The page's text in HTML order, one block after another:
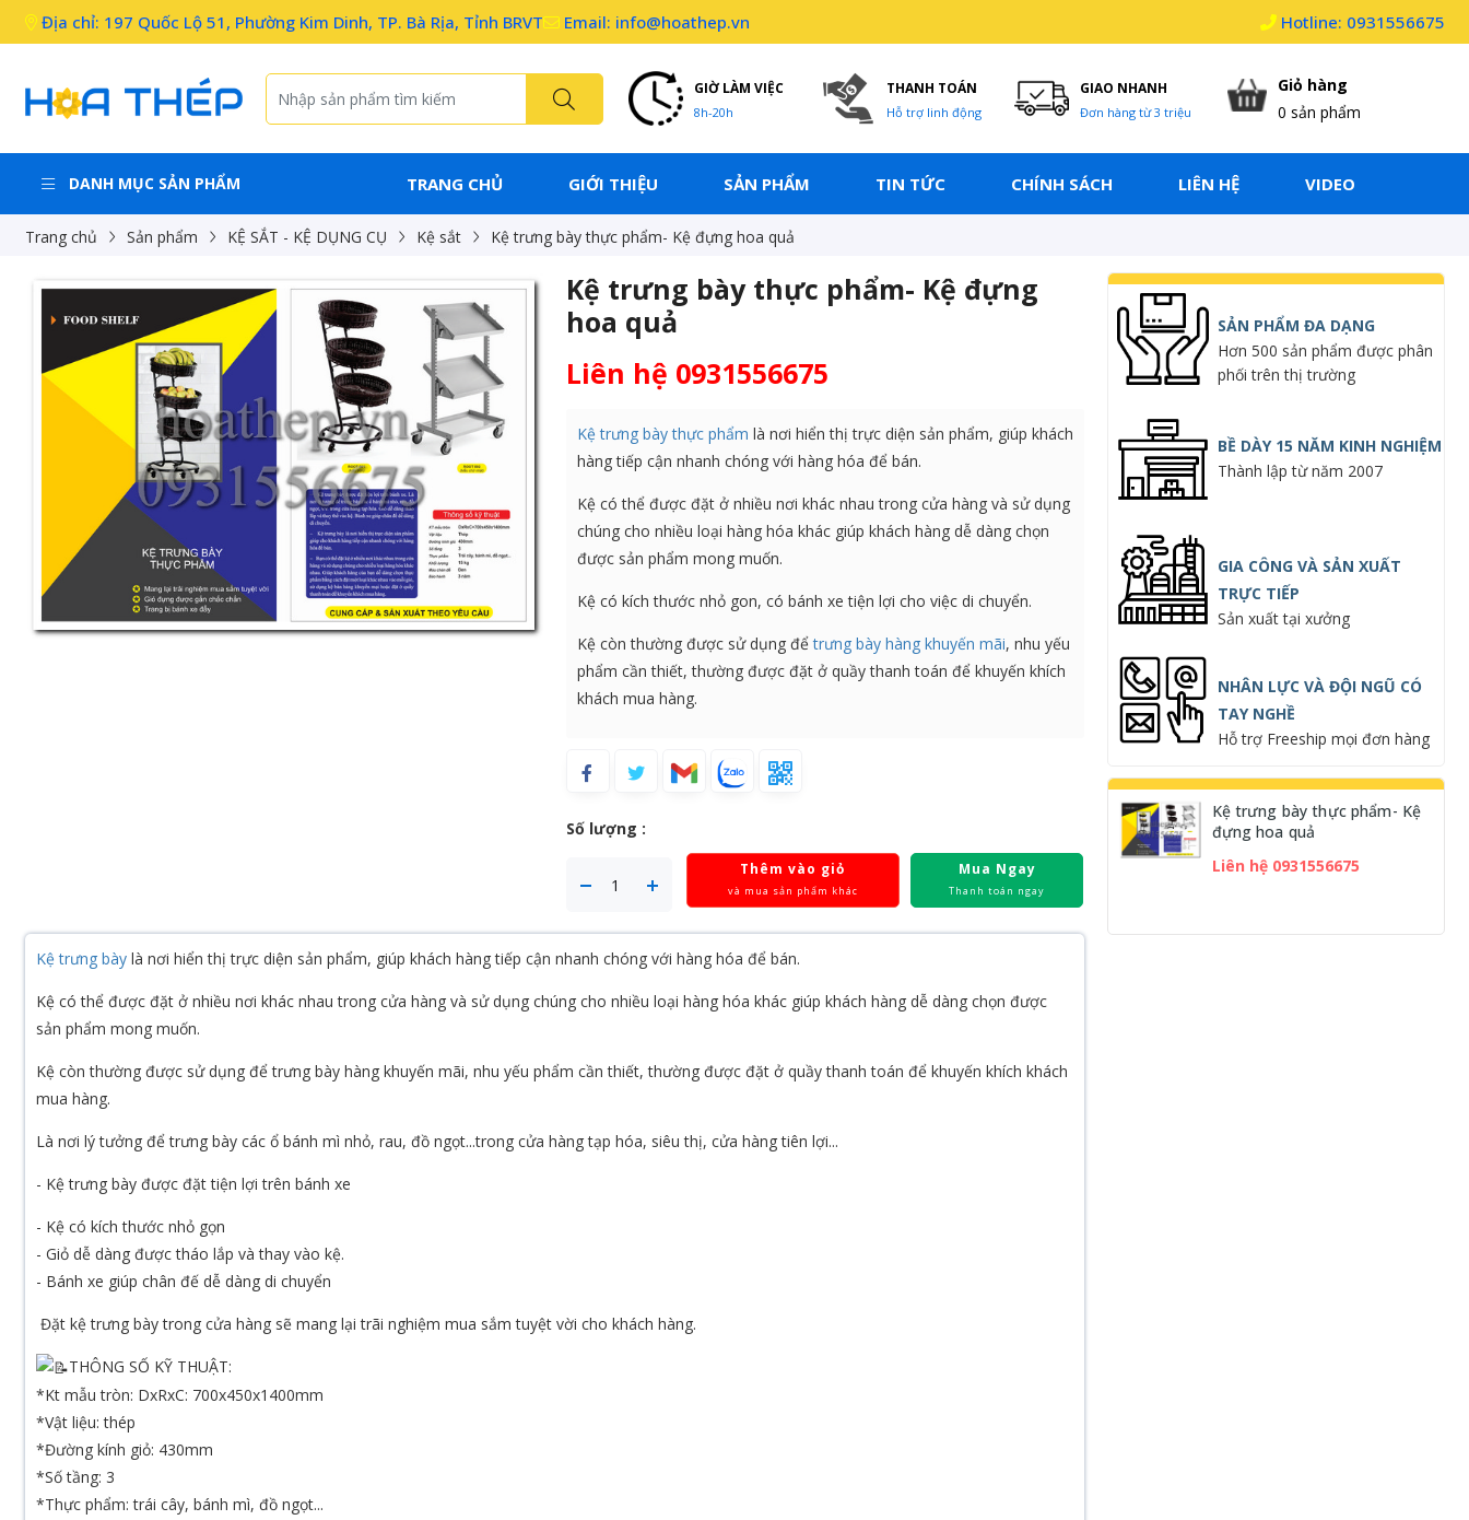
Địa chỉ: 197 Quốc Lộ 51, Phường Kim Dinh, TP. Bà Rịa, Tỉnh BRVT Email: info@hoathep.vn Hotline: 0931556675
GIỜ LÀM VIỆC
8h-20h
THANH TOÁN
Hỗ trợ linh động
GIAO NHANH
Đơn hàng từ 3 triệu
Giỏ hàng
0 sản phẩm
DANH MỤC SẢN PHẨM TRANG CHỦ GIỚI THIỆU SẢN PHẨM TIN TỨC CHÍNH SÁCH LIÊN HỆ VIDEO
Trang chủ Sản phẩm KỆ SẮT - KỆ DỤNG CỤ Kệ sắt Kệ trưng bày thực phẩm- Kệ đựng hoa quả
Kệ trưng bày thực phẩm- Kệ đựng
hoa quả
Liên hệ 0931556675
Kệ trưng bày thực phẩm là nơi hiển thị trực diện sản phẩm, giúp khách
hàng tiếp cận nhanh chóng với hàng hóa để bán.
Kệ có thể được đặt ở nhiều nơi khác nhau trong cửa hàng và sử dụng
chúng cho nhiều loại hàng hóa khác giúp khách hàng dễ dàng chọn
được sản phẩm mong muốn.
Kệ có kích thước nhỏ gon, có bánh xe tiện lợi cho việc di chuyển.
Kệ còn thường được sử dụng đểtrưng bày hàng khuyến mãi, nhu yếu
phẩm cần thiết, thường được đặt ở quầy thanh toán để khuyến khích
khách mua hàng.
Số lượng :
Thêm vào giỏ
và mua sản phẩm khác
Mua Ngay
Thanh toán ngay
Kệ trưng bàylà nơi hiển thị trực diện sản phẩm, giúp khách hàng tiếp cận nhanh chóng với hàng hóa để bán.
Kệ có thể được đặt ở nhiều nơi khác nhau trong cửa hàng và sử dụng chúng cho nhiều loại hàng hóa khác giúp khách hàng dễ dàng chọn được
sản phẩm mong muốn.
Kệ còn thường được sử dụng để trưng bày hàng khuyến mãi, nhu yếu phẩm cần thiết, thường được đặt ở quầy thanh toán để khuyến khích khách
mua hàng.
Là nơi lý tưởng để trưng bày các ổ bánh mì nhỏ, rau, đồ ngọt...trong cửa hàng tạp hóa, siêu thị, cửa hàng tiên lợi...
- Kệ trưng bày được đặt tiện lợi trên bánh xe
- Kệ có kích thước nhỏ gọn
- Giỏ dễ dàng được tháo lắp và thay vào kệ.
- Bánh xe giúp chân đế dễ dàng di chuyển
Đặt kệ trưng bày trong cửa hàng sẽ mang lại trãi nghiệm mua sắm tuyệt vời cho khách hàng.
THÔNG SỐ KỸ THUẬT:
*Kt mẫu tròn: DxRxC: 700x450x1400mm
*Vật liệu: thép
*Đường kính giỏ: 430mm
*Số tầng: 3
*Thực phẩm: trái cây, bánh mì, đồ ngọt...
SẢN PHẨM ĐA DẠNG
Hơn 500 sản phẩm được phân
phối trên thị trường
BỀ DÀY 15 NĂM KINH NGHIỆM
Thành lập từ năm 2007
GIA CÔNG VÀ SẢN XUẤT
TRỰC TIẾP
Sản xuất tại xưởng
NHÂN LỰC VÀ ĐỘI NGŨ CÓ
TAY NGHỀ
Hỗ trợ Freeship mọi đơn hàng
Kệ trưng bày thực phẩm- Kệ
đựng hoa quả
Liên hệ 0931556675